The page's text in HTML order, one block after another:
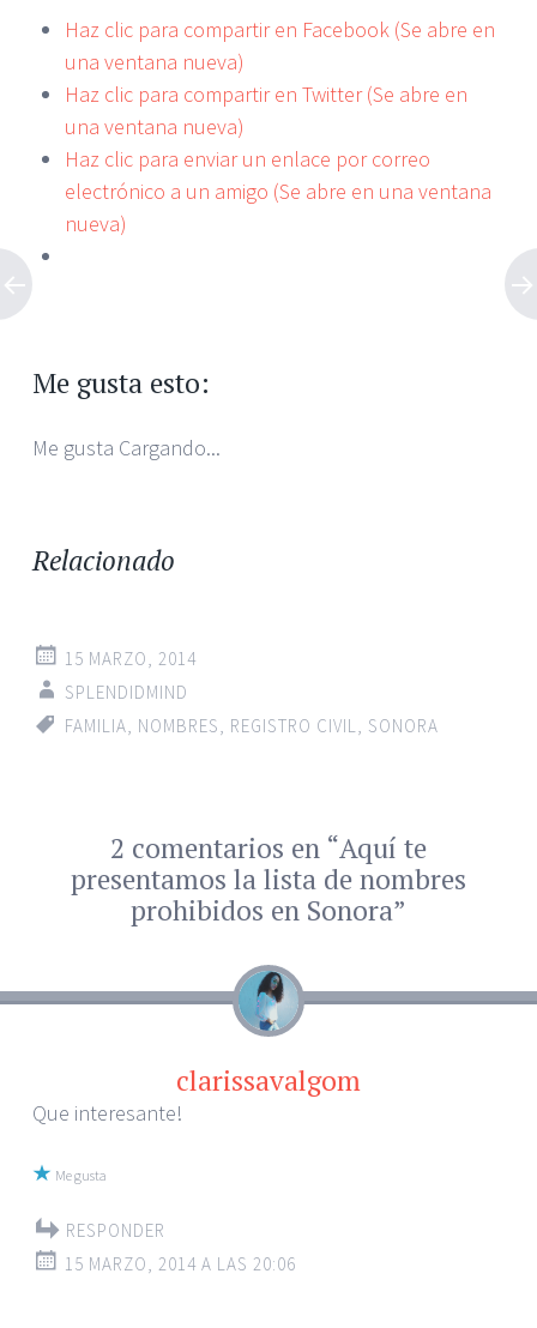
Haz clic para compartir en Facebook (Se abre en
una ventana nueva)
Haz clic para compartir en Twitter (Se abre en
una ventana nueva)
Haz clic para enviar un enlace por correo
electrónico a un amigo (Se abre en una ventana
nueva)
Me gusta esto:
Me gusta Cargando...
Relacionado
15 MARZO, 2014
SPLENDIDMIND
FAMILIA, NOMBRES, REGISTRO CIVIL, SONORA
Navegador de
artículos
2 comentarios en “Aquí te
presentamos la lista de nombres
prohibidos en Sonora”
clarissavalgom
Que interesante!
Me gusta
RESPONDER
15 MARZO, 2014 A LAS 20:06